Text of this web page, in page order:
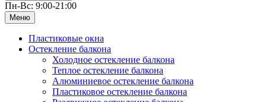
Пн-Вс: 9:00-21:00
Меню
Пластиковые окна
Остекление балкона
Холодное остекление балкона
Теплое остекление балкона
Алюминиевое остекление балкона
Пластиковое остекление балкона